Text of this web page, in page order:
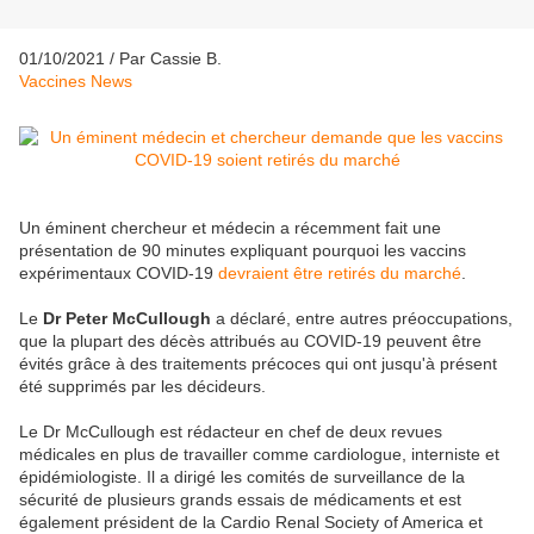
01/10/2021 / Par Cassie B.
Vaccines News
Un éminent chercheur et médecin a récemment fait une
présentation de 90 minutes expliquant pourquoi les vaccins
expérimentaux COVID-19 devraient être retirés du marché
Le Dr Peter McCullough a déclaré, entre autres préoccupations,
que la plupart des décès attribués au COVID-19 peuvent être
évités grâce à des traitements précoces qui ont jusqu'à présent
été supprimés par les décideurs.
Le Dr McCullough est rédacteur en chef de deux revues
médicales en plus de travailler comme cardiologue, interniste et
épidémiologiste. Il a dirigé les comités de surveillance de la
sécurité de plusieurs grands essais de médicaments et est
également président de la Cardio Renal Society of America et